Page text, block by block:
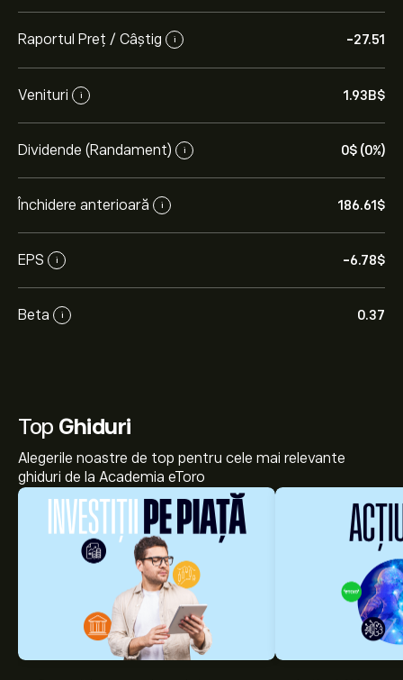
Raportul Preț / Câștig i -27.51
Venituri i 1.93B‎$‎
Dividende (Randament) i 0‎$‎ (0%)
Închidere anterioară i 186.61‎$‎
EPS i -6.78‎$‎
Beta i 0.37
Top Ghiduri
Alegerile noastre de top pentru cele mai relevante
ghiduri de la Academia eToro